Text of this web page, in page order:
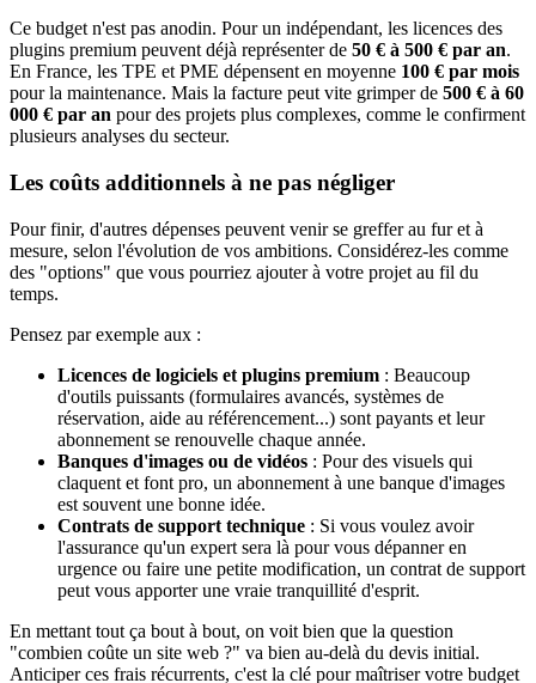
Ce budget n'est pas anodin. Pour un indépendant, les licences des
plugins premium peuvent déjà représenter de 50 € à 500 € par an.
En France, les TPE et PME dépensent en moyenne 100 € par mois
pour la maintenance. Mais la facture peut vite grimper de 500 € à 60
000 € par an pour des projets plus complexes, comme le confirment
plusieurs analyses du secteur.
Les coûts additionnels à ne pas négliger
Pour finir, d'autres dépenses peuvent venir se greffer au fur et à
mesure, selon l'évolution de vos ambitions. Considérez-les comme
des "options" que vous pourriez ajouter à votre projet au fil du
temps.
Pensez par exemple aux :
Licences de logiciels et plugins premium : Beaucoup
d'outils puissants (formulaires avancés, systèmes de
réservation, aide au référencement...) sont payants et leur
abonnement se renouvelle chaque année.
Banques d'images ou de vidéos : Pour des visuels qui
claquent et font pro, un abonnement à une banque d'images
est souvent une bonne idée.
Contrats de support technique : Si vous voulez avoir
l'assurance qu'un expert sera là pour vous dépanner en
urgence ou faire une petite modification, un contrat de support
peut vous apporter une vraie tranquillité d'esprit.
En mettant tout ça bout à bout, on voit bien que la question
"combien coûte un site web ?" va bien au-delà du devis initial.
Anticiper ces frais récurrents, c'est la clé pour maîtriser votre budget